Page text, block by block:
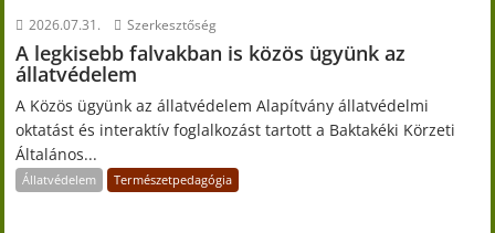
2026.07.31. Szerkesztőség
A legkisebb falvakban is közös ügyünk az
állatvédelem
A Közös ügyünk az állatvédelem Alapítvány állatvédelmi
oktatást és interaktív foglalkozást tartott a Baktakéki Körzeti
Általános...
Állatvédelem Természetpedagógia